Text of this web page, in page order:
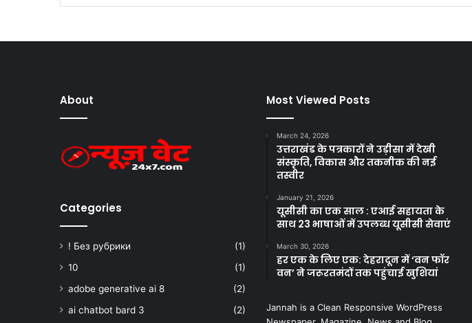
About
Categories
! Без рубрики
(1)
10
(1)
adobe generative ai 8
(2)
ai chatbot bard 3
(2)
Most Viewed Posts
March 24, 2026
उत्तराखंड के पत्रकारों ने उड़ीसा में देखी
संस्कृति, विकास और तकनीक की नई
तस्वीर
January 21, 2026
यूसीसी का एक साल : एआई सहायता के
साथ 23 भाषाओं में उपलब्ध यूसीसी सेवाएं
March 30, 2026
हर एक के लिए एक: देहरादून में ‘वन फॉर
वन’ ने जरूरतमंदों तक पहुंचाई खुशियां
Jannah is a Clean Responsive WordPress